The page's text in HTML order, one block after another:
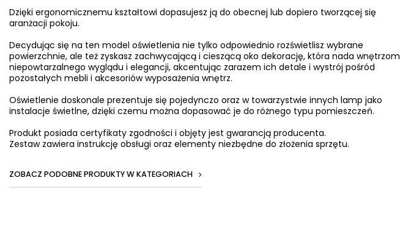
Dzięki ergonomicznemu kształtowi dopasujesz ją do obecnej lub dopiero tworzącej się
aranżacji pokoju.
Decydując się na ten model oświetlenia nie tylko odpowiednio rozświetlisz wybrane
powierzchnie, ale też zyskasz zachwycającą i cieszącą oko dekorację, która nada wnętrzom
niepowtarzalnego wyglądu i elegancji, akcentując zarazem ich detale i wystrój pośród
pozostałych mebli i akcesoriów wyposażenia wnętrz.
Oświetlenie doskonale prezentuje się pojedynczo oraz w towarzystwie innych lamp jako
instalacje świetlne, dzięki czemu można dopasować je do różnego typu pomieszczeń.
Produkt posiada certyfikaty zgodności i objęty jest gwarancją producenta.
Zestaw zawiera instrukcję obsługi oraz elementy niezbędne do złożenia sprzętu.
ZOBACZ PODOBNE PRODUKTY W KATEGORIACH